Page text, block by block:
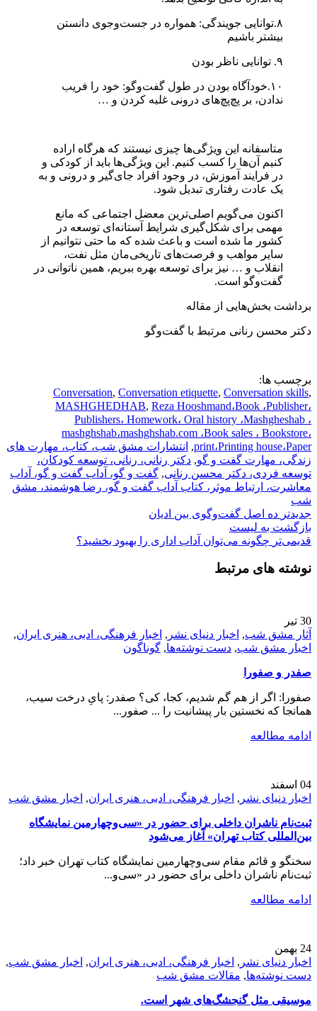
۸.توانایی جویندگی‌: همواره در جست‌وجوی دانستن
بیشتر باشیم
۹. توانایی ناظر بودن
۱۰.خودآگاه بودن در طول گفت‌وگو: خود را فریب
ندادن،‌ بر پچ‌پچ‌های درونی غلبه کردن و …
متاسفانه این ویژگی‌ها چیزی نیستند که هر‌گاه اراده
کنیم آن‌ها را کسب کنیم. این ویژگی‌ها باید از کودکی و
در فرایند آموزش، در وجود افراد جای‌گیر و درونی و به
یک عادت رفتاری تبدیل شود.
اکنون می‌گویم اصلی‌ترین معضل اجتماعی که مانع
مهمی برای شکل‌گیری شرایط آستانه‌ای توسعه در
کشور ما شده است و باعث شده که ما حتی نتوانیم از
سایر مواهب و فرصت‌های تاریخی‌‌مان مثل نفت،
انقلاب و … نیز برای توسعه بهره ببریم، همین ناتوانی در
گفت‌وگو است.
برداشت بخش‌هایی از مقاله
دکتر محسن رنانی مرتبط با گفت‌و‌گو
برچسب ها:
Conversation, Conversation etiquette, Conversation skills,
MASHGHEDHAB, Reza Hooshmand،Book ،Publisher،
Publishers، Homework، Oral history ،Mashgheshab ،
mashghshab،mashghshab.com ،Book sales ، Bookstore،
print،Printing house،Paper, انتشارات مشق شب، کتاب، مهارت های
زندگی، مهارت گفت و گو, دکتر رنانی، رنانی، توسعه کودکان،
توسعه فردی، دکتر محسن رنانی, گفت و گو، آداب گفت و گو، آداب
معاشرت، ارتباط موثر، کتاب آداب گفت و گو، رضا هوشمند، مشق
شب
جدیدتر ده اصل گفت‌وگوی بین ‌ادیان
بازگشت بە لیست
قدیمی‌تر چگونه می‌توان آداب اداری را بهبود بخشید؟
نوشته های مرتبط
30 تیر
آثار مشق شب, اخبار دنیای نشر , اخبار فرهنگی، ادبی، هنری ایران,
اخبار مشق شب, دست نوشته‌ها, گوناگون
صفدر و صفورا
صفورا: اگر از هم گم شدیم، کجا، کی؟ صفدر: پایِ درخت سیب،
همانجا که نخستین بار پیشانیت را ... صفور...
ادامه مطالعه
04 اسفند
اخبار دنیای نشر , اخبار فرهنگی، ادبی، هنری ایران, اخبار مشق شب
ثبت‌نام ناشران داخلی برای حضور در «سی‌و‌چهارمین نمایشگاه
بین‌المللی کتاب تهران» آغاز می‌شود
سخنگو و قائم مقام سی‌وچهارمین نمایشگاه کتاب تهران خبر داد؛
ثبت‌نام ناشران داخلی برای حضور در «سی‌و‌...
ادامه مطالعه
24 بهمن
اخبار دنیای نشر , اخبار فرهنگی، ادبی، هنری ایران, اخبار مشق شب,
دست نوشته‌ها, مقالات مشق شب
موسیقی مثل گنجشگ‌های شهر است.